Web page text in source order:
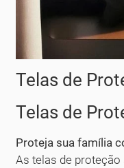
Telas de
Telas de
Proteja sua família
As telas de